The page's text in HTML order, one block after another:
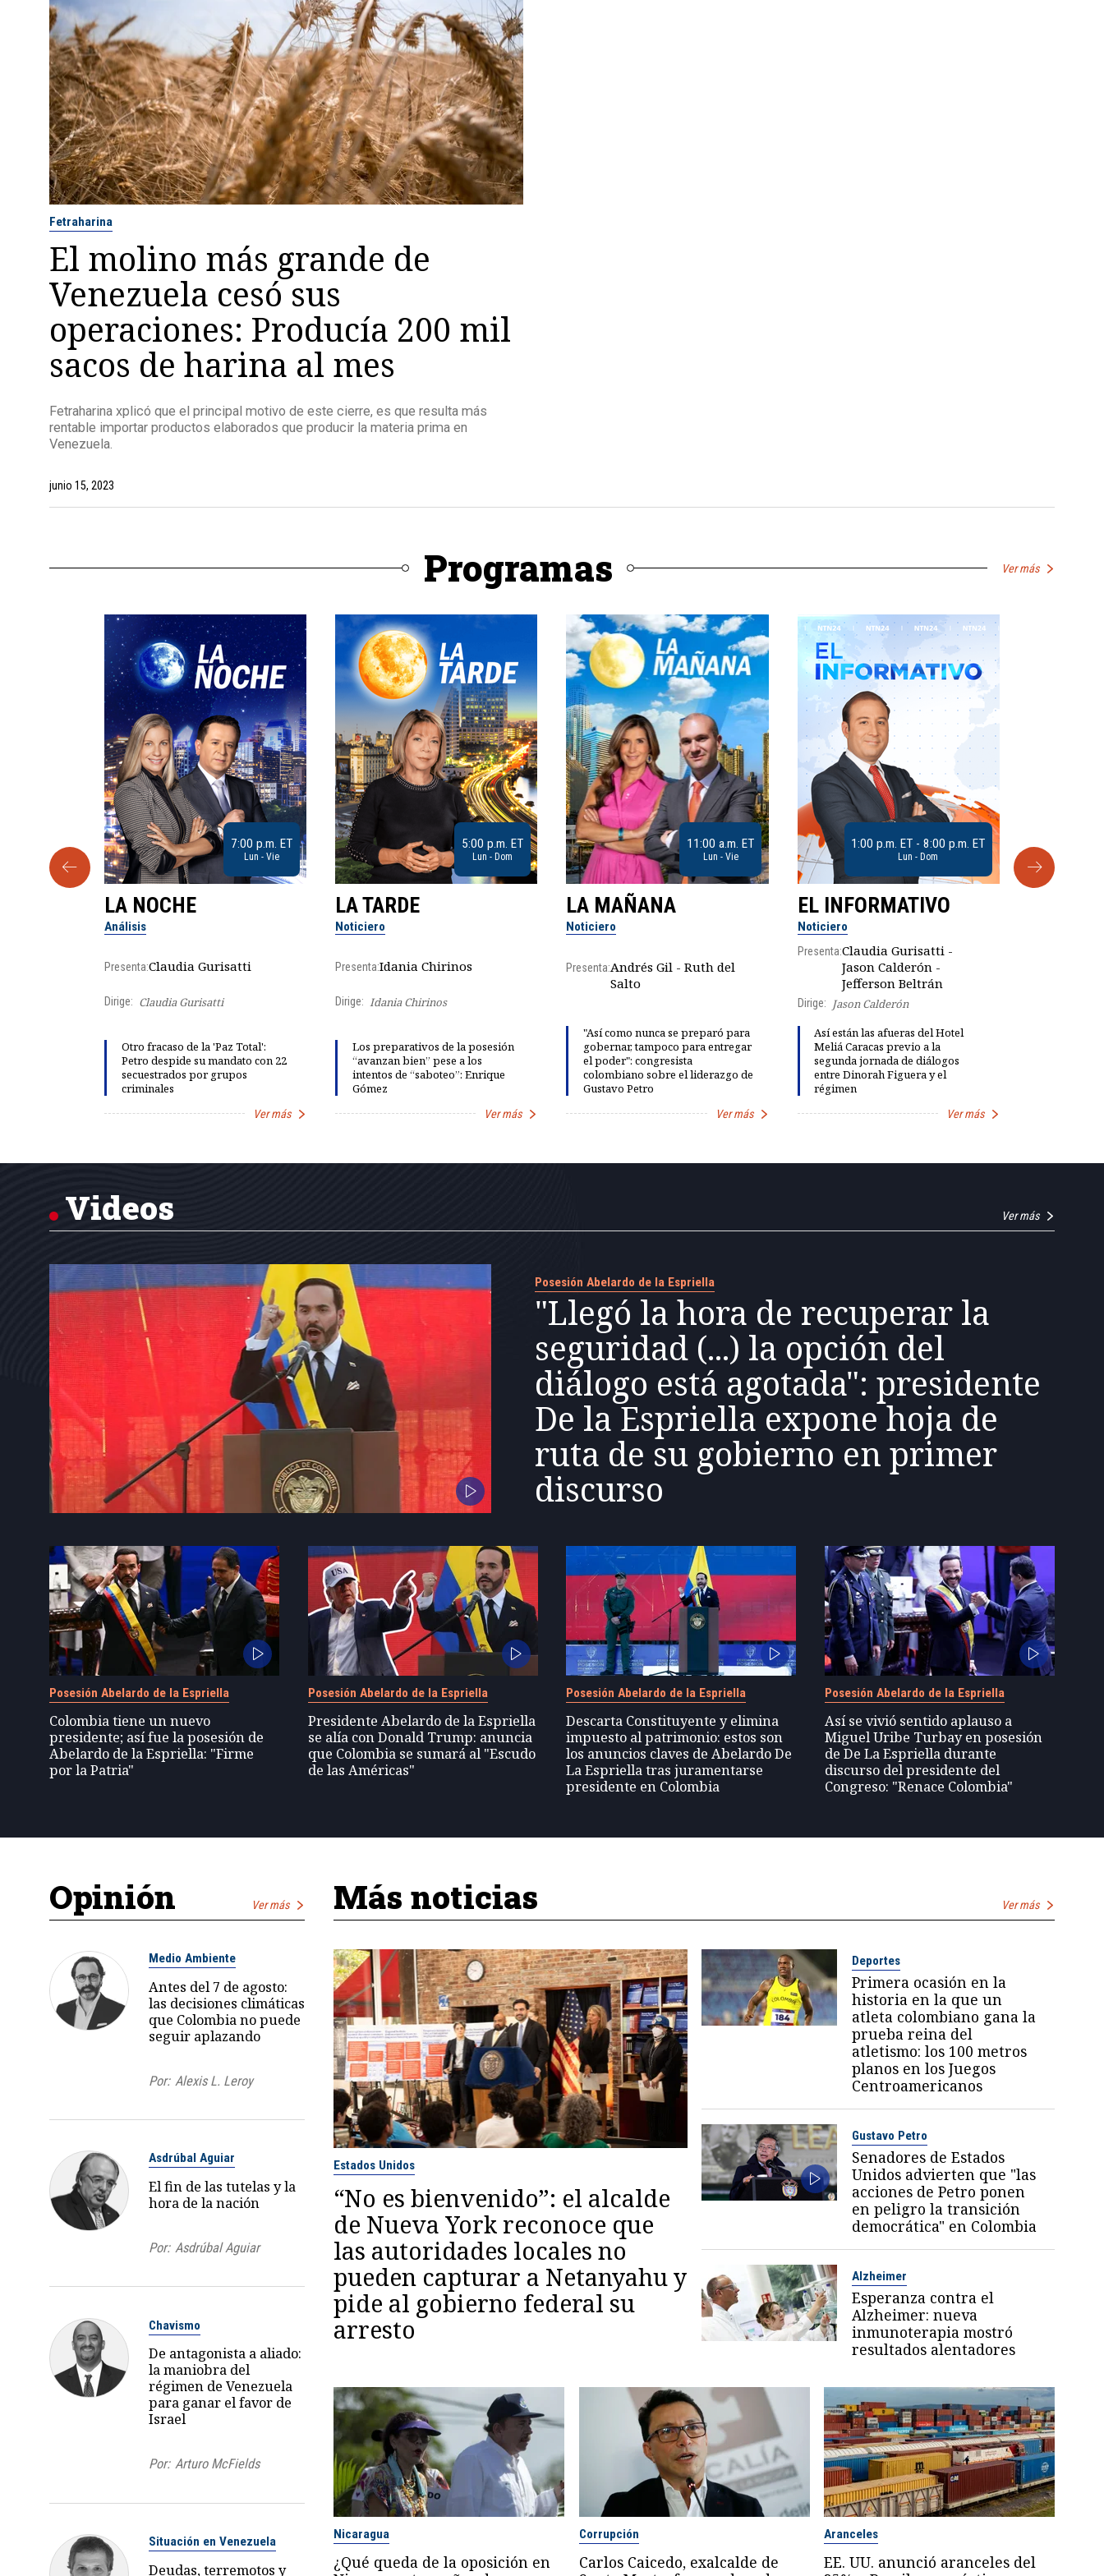
Fetraharina
El molino más grande de
Venezuela cesó sus
operaciones: Producía 200 mil
sacos de harina al mes
Fetraharina xplicó que el principal motivo de este cierre, es que resulta más
rentable importar productos elaborados que producir la materia prima en
Venezuela.
junio 15, 2023
Programas Ver más
7:00 p.m. ET
Lun - Vie
LA NOCHE
Análisis
Presenta:Claudia Gurisatti
Dirige: Claudia Gurisatti
Otro fracaso de la 'Paz Total':
Petro despide su mandato con 22
secuestrados por grupos
criminales
Ver más
5:00 p.m. ET
Lun - Dom
LA TARDE
Noticiero
Presenta:Idania Chirinos
Dirige: Idania Chirinos
Los preparativos de la posesión
“avanzan bien” pese a los
intentos de “saboteo”: Enrique
Gómez
Ver más
11:00 a.m. ET
Lun - Vie
LA MAÑANA
Noticiero
Presenta:Andrés Gil - Ruth del
Salto
"Así como nunca se preparó para
gobernar, tampoco para entregar
el poder": congresista
colombiano sobre el liderazgo de
Gustavo Petro
Ver más
1:00 p.m. ET - 8:00 p.m. ET
Lun - Dom
EL INFORMATIVO
Noticiero
Presenta:Claudia Gurisatti -
Jason Calderón -
Jefferson Beltrán
Dirige:
Jason Calderón
Así están las afueras del Hotel
Meliá Caracas previo a la
segunda jornada de diálogos
entre Dinorah Figuera y el
régimen
Ver más
of
Videos Ver más
Posesión Abelardo de la Espriella
"Llegó la hora de recuperar la
seguridad (...) la opción del
diálogo está agotada": presidente
De la Espriella expone hoja de
ruta de su gobierno en primer
discurso
Posesión Abelardo de la Espriella
Colombia tiene un nuevo
presidente; así fue la posesión de
Abelardo de la Espriella: "Firme
por la Patria"
Posesión Abelardo de la Espriella
Presidente Abelardo de la Espriella
se alía con Donald Trump: anuncia
que Colombia se sumará al "Escudo
de las Américas"
Posesión Abelardo de la Espriella
Descarta Constituyente y elimina
impuesto al patrimonio: estos son
los anuncios claves de Abelardo De
La Espriella tras juramentarse
presidente en Colombia
Posesión Abelardo de la Espriella
Así se vivió sentido aplauso a
Miguel Uribe Turbay en posesión
de De La Espriella durante
discurso del presidente del
Congreso: "Renace Colombia"
Opinión Ver más
Medio Ambiente
Antes del 7 de agosto:
las decisiones climáticas
que Colombia no puede
seguir aplazando
Por: Alexis L. Leroy
Asdrúbal Aguiar
El fin de las tutelas y la
hora de la nación
Por: Asdrúbal Aguiar
Chavismo
De antagonista a aliado:
la maniobra del
régimen de Venezuela
para ganar el favor de
Israel
Por: Arturo McFields
Situación en Venezuela
Deudas, terremotos y
Más noticias Ver más
Estados Unidos
“No es bienvenido”: el alcalde
de Nueva York reconoce que
las autoridades locales no
pueden capturar a Netanyahu y
pide al gobierno federal su
arresto
Deportes
Primera ocasión en la
historia en la que un
atleta colombiano gana la
prueba reina del
atletismo: los 100 metros
planos en los Juegos
Centroamericanos
Gustavo Petro
Senadores de Estados
Unidos advierten que "las
acciones de Petro ponen
en peligro la transición
democrática" en Colombia
Alzheimer
Esperanza contra el
Alzheimer: nueva
inmunoterapia mostró
resultados alentadores
Nicaragua
¿Qué queda de la oposición en
Corrupción
Carlos Caicedo, exalcalde de
Aranceles
EE. UU. anunció aranceles del